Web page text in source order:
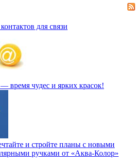
для связи
время чудес и ярких красок!
и стройте планы с новыми
ручками от «Аква-Колор»